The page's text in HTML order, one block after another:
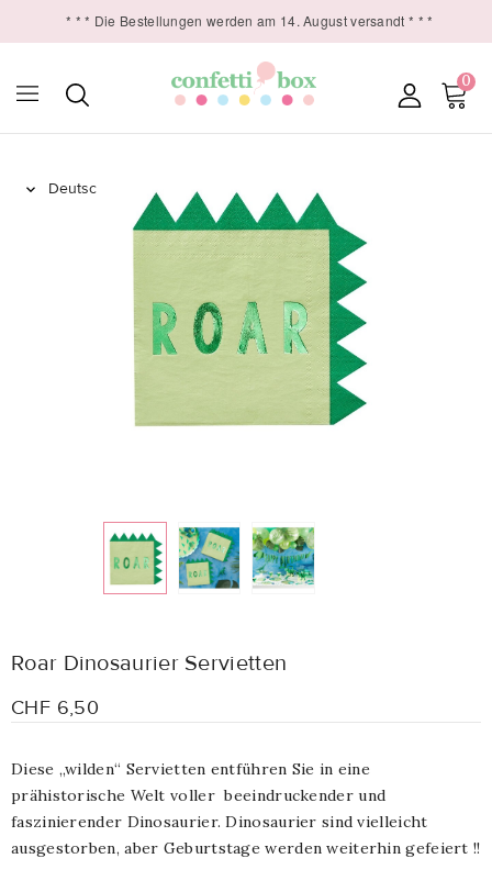
* * * Die Bestellungen werden am 14. August versandt * * *
0

Roar Dinosaurier Servietten
CHF 6,50
Diese „wilden“ Servietten entführen Sie in eine
prähistorische Welt voller beeindruckender und
faszinierender Dinosaurier. Dinosaurier sind vielleicht
ausgestorben, aber Geburtstage werden weiterhin gefeiert !!